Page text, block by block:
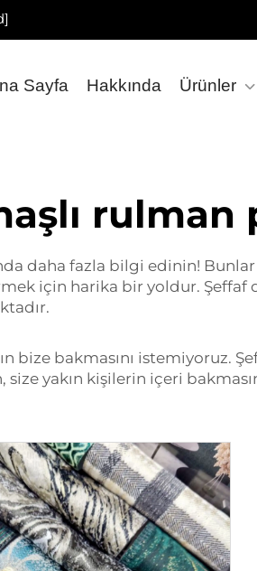
Sayfa Hakkında Ürünler
rulman
daha fazla bilgi edinin!
için harika bir yoldur.
bize bakmasını istemiyoruz.
size yakın kişilerin içeri